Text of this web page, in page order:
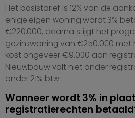
Het basistarief is 12% van de
enige eigen woning wordt 3%
€220.000, daarna stijgt het
gezinswoning van €250.000
kost ongeveer €9.000 aan
Nieuwbouw valt niet onder
onder 21% btw.
Wanneer wordt 3% in
registratierechten